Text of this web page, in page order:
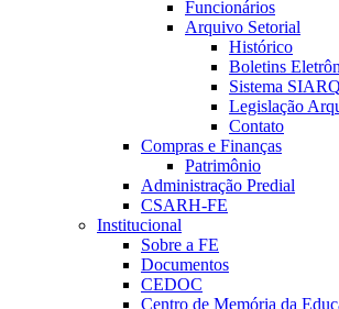
Funcionários
Arquivo Setorial
Histórico
Boletins
Sistema SIARQ
Legislação
Contato
Compras e Finanças
Patrimônio
Administração Predial
CSARH-FE
Institucional
Sobre a FE
Documentos
CEDOC
Centro de Memória da